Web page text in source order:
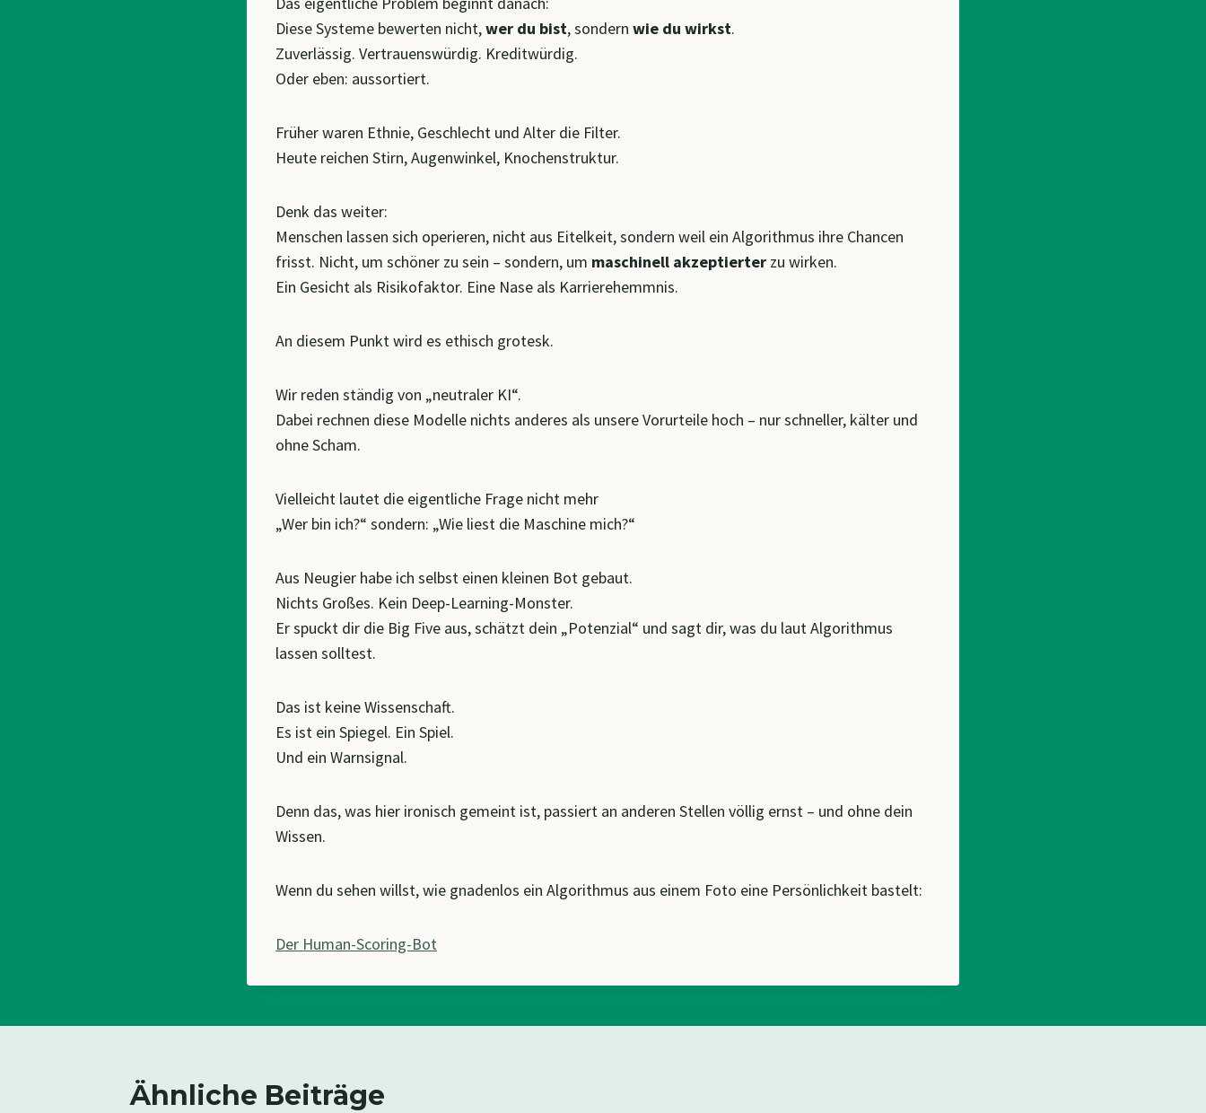
Diese Systeme bewerten nicht,wer du bist, sondern wie du wirkst.
Zuverlässig. Vertrauenswürdig. Kreditwürdig.
Oder eben: aussortiert.
Früher waren Ethnie, Geschlecht und Alter die Filter.
Heute reichen Stirn, Augenwinkel, Knochenstruktur.
Denk das weiter:
Menschen lassen sich operieren, nicht aus Eitelkeit, sondern weil ein Algorithmus ihre Chancen
frisst. Nicht, um schöner zu sein – sondern, um maschinell akzeptierter zu wirken.
Ein Gesicht als Risikofaktor. Eine Nase als Karrierehemmnis.
An diesem Punkt wird es ethisch grotesk.
Wir reden ständig von „neutraler KI“.
Dabei rechnen diese Modelle nichts anderes als unsere Vorurteile hoch – nur schneller, kälter und
ohne Scham.
Vielleicht lautet die eigentliche Frage nicht mehr
„Wer bin ich?“ sondern: „Wie liest die Maschine mich?“
Aus Neugier habe ich selbst einen kleinen Bot gebaut.
Nichts Großes. Kein Deep-Learning-Monster.
Er spuckt dir die Big Five aus, schätzt dein „Potenzial“ und sagt dir, was du laut Algorithmus
lassen solltest.
Das ist keine Wissenschaft.
Es ist ein Spiegel. Ein Spiel.
Und ein Warnsignal.
Denn das, was hier ironisch gemeint ist, passiert an anderen Stellen völlig ernst – und ohne dein
Wissen.
Wenn du sehen willst, wie gnadenlos ein Algorithmus aus einem Foto eine Persönlichkeit bastelt:
Der Human-Scoring-Bot
Ähnliche Beiträge